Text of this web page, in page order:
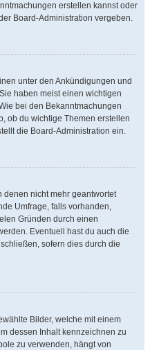
erstellen kannst oder
Board-Administration vergeben.
unter den Ankündigungen und
haben meist einen wichtigen
bei den Bekanntmachungen
ob du wichtige Themen erstellen
die Board-Administration ein.
denen nicht mehr geantwortet
Umfrage, falls vorhanden,
Gründen durch einen
Eventuell hast du auch die
sofern dies durch die
Bilder, welche mit einem
dessen Inhalt kennzeichnen zu
zu verwenden, hängt von